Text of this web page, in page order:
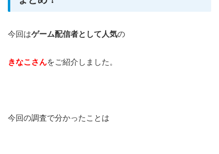
今回はゲーム配信者として人気の
きなこさんをご紹介しました。
今回の調査で分かったことは